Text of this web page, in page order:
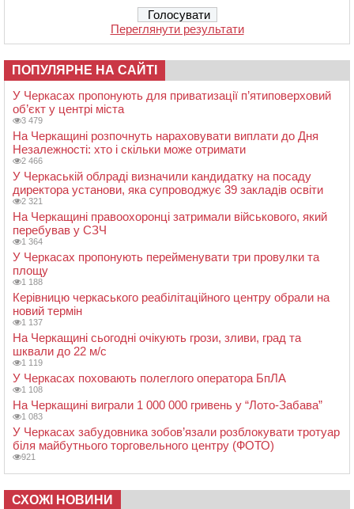
Переглянути результати
ПОПУЛЯРНЕ НА САЙТІ
У Черкасах пропонують для приватизації п’ятиповерховий
об’єкт у центрі міста
3 479
На Черкащині розпочнуть нараховувати виплати до Дня
Незалежності: хто і скільки може отримати
2 466
У Черкаській облраді визначили кандидатку на посаду
директора установи, яка супроводжує 39 закладів освіти
2 321
На Черкащині правоохоронці затримали військового, який
перебував у СЗЧ
1 364
У Черкасах пропонують перейменувати три провулки та
площу
1 188
Керівницю черкаського реабілітаційного центру обрали на
новий термін
1 137
На Черкащині сьогодні очікують грози, зливи, град та
шквали до 22 м/с
1 119
У Черкасах поховають полеглого оператора БпЛА
1 108
На Черкащині виграли 1 000 000 гривень у “Лото-Забава”
1 083
У Черкасах забудовника зобов’язали розблокувати тротуар
біля майбутнього торговельного центру (ФОТО)
921
СХОЖІ НОВИНИ